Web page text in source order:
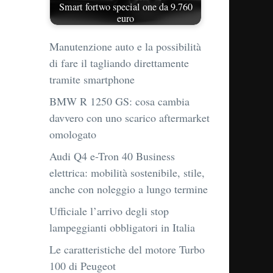
Smart fortwo special one da 9.760
euro
Manutenzione auto e la possibilità
di fare il tagliando direttamente
tramite smartphone
BMW R 1250 GS: cosa cambia
davvero con uno scarico aftermarket
omologato
Audi Q4 e-Tron 40 Business
elettrica: mobilità sostenibile, stile,
anche con noleggio a lungo termine
Ufficiale l’arrivo degli stop
lampeggianti obbligatori in Italia
Le caratteristiche del motore Turbo
100 di Peugeot